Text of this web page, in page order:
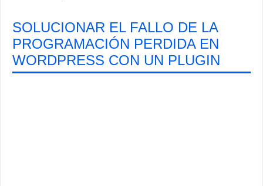
SOLUCIONAR EL FALLO DE LA
PROGRAMACIÓN PERDIDA EN
WORDPRESS CON UN PLUGIN